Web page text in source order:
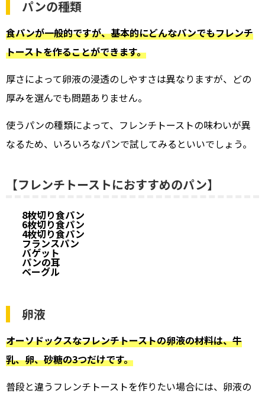
パンの種類
食パンが一般的ですが、基本的にどんなパンでもフレンチ
トーストを作ることができます。
厚さによって卵液の浸透のしやすさは異なりますが、どの
厚みを選んでも問題ありません。
使うパンの種類によって、フレンチトーストの味わいが異
なるため、いろいろなパンで試してみるといいでしょう。
【フレンチトーストにおすすめのパン】
8枚切り食パン
6枚切り食パン
4枚切り食パン
フランスパン
バゲット
パンの耳
ベーグル
卵液
オーソドックスなフレンチトーストの卵液の材料は、牛
乳、卵、砂糖の3つだけです。
普段と違うフレンチトーストを作りたい場合には、卵液の